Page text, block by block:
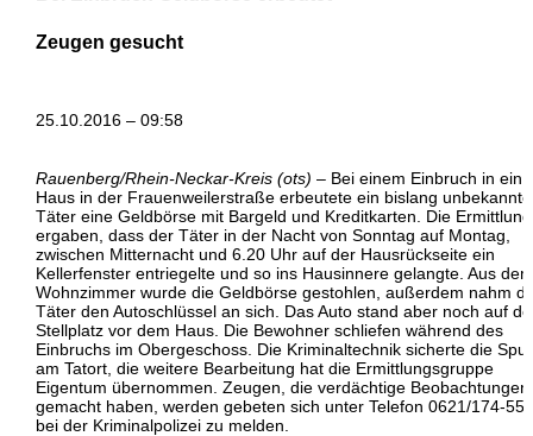
Zeugen gesucht
25.10.2016 – 09:58
Rauenberg/Rhein-Neckar-Kreis (ots) – Bei einem Einbruch in ein
Haus in der Frauenweilerstraße erbeutete ein bislang
Täter eine Geldbörse mit Bargeld und Kreditkarten. Die
ergaben, dass der Täter in der Nacht von Sonntag auf Montag,
zwischen Mitternacht und 6.20 Uhr auf der Hausrückseite ein
Kellerfenster entriegelte und so ins Hausinnere gelangte. Aus dem
Wohnzimmer wurde die Geldbörse gestohlen, außerdem nahm
Täter den Autoschlüssel an sich. Das Auto stand aber noch auf
Stellplatz vor dem Haus. Die Bewohner schliefen während des
Einbruchs im Obergeschoss. Die Kriminaltechnik sicherte die
am Tatort, die weitere Bearbeitung hat die Ermittlungsgruppe
Eigentum übernommen. Zeugen, die verdächtige Beobachtungen
gemacht haben, werden gebeten sich unter Telefon 0621/174-
bei der Kriminalpolizei zu melden.